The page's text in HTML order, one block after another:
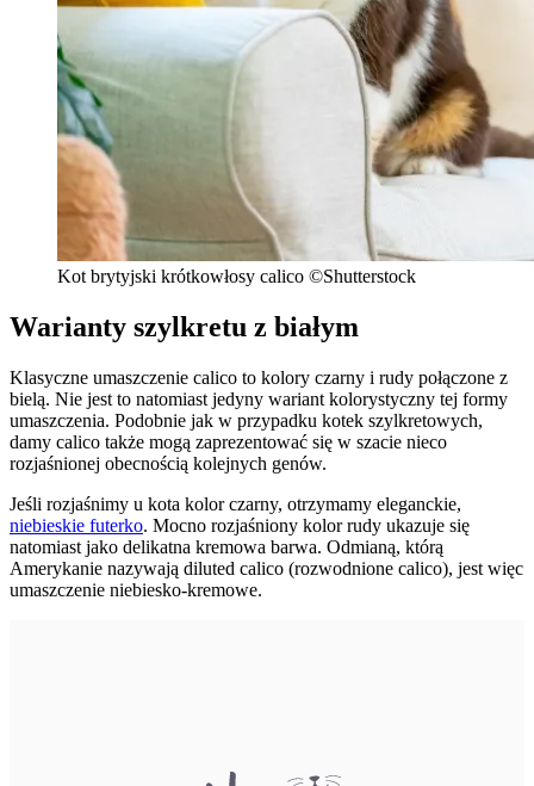
Kot brytyjski krótkowłosy calico ©Shutterstock
Warianty szylkretu z białym
Klasyczne umaszczenie calico to kolory czarny i rudy połączone z
bielą. Nie jest to natomiast jedyny wariant kolorystyczny tej formy
umaszczenia. Podobnie jak w przypadku kotek szylkretowych,
damy calico także mogą zaprezentować się w szacie nieco
rozjaśnionej obecnością kolejnych genów.
Jeśli rozjaśnimy u kota kolor czarny, otrzymamy eleganckie,
niebieskie futerko. Mocno rozjaśniony kolor rudy ukazuje się
natomiast jako delikatna kremowa barwa. Odmianą, którą
Amerykanie nazywają diluted calico (rozwodnione calico), jest więc
umaszczenie niebiesko-kremowe.